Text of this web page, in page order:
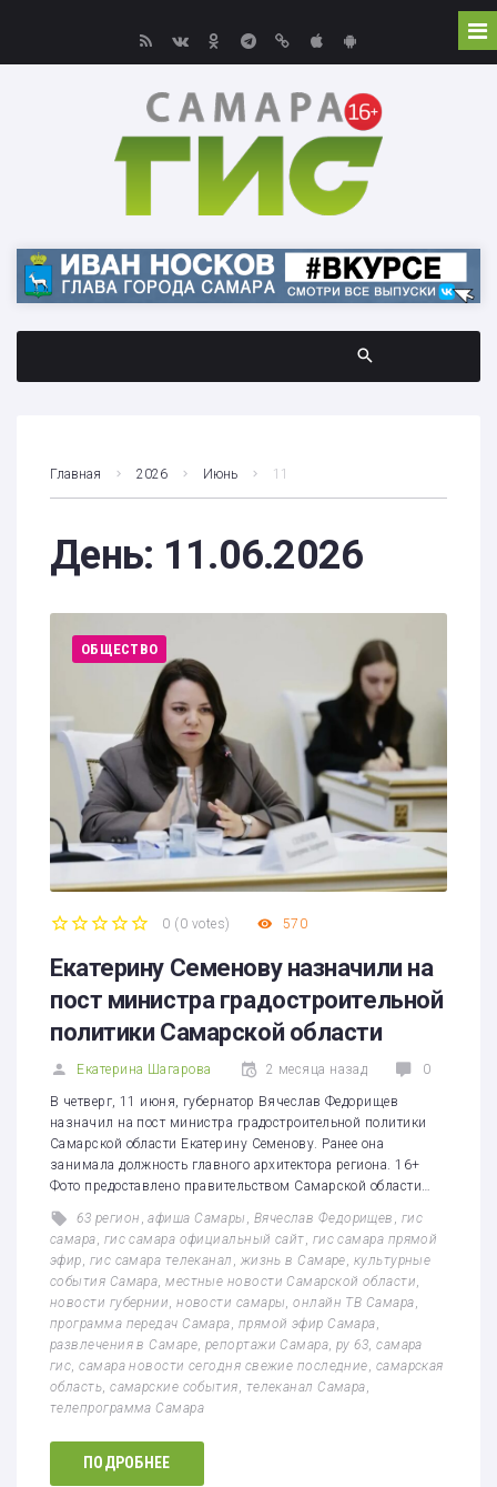
Главная 2026 Июнь 11
День: 11.06.2026
ОБЩЕСТВО
0 (0 votes) 570
Екатерину Семенову назначили на
пост министра градостроительной
политики Самарской области
Екатерина Шагарова 2 месяца назад 0
В четверг, 11 июня, губернатор Вячеслав Федорищев
назначил на пост министра градостроительной политики
Самарской области Екатерину Семенову. Ранее она
занимала должность главного архитектора региона. 16+
Фото предоставлено правительством Самарской области…
63 регион ,афиша Самары Вячеслав Федорищев
гис
самара гис самара официальный сайт гис самара прямой
эфир гис самара телеканал жизнь в Самаре культурные
события Самара ,местные новости Самарской области
новости губернии ,новости самары ,онлайн ТВ Самара
программа передач Самара прямой эфир Самара
развлечения в Самаре репортажи Самара ,ру 63 ,самара
гис ,самара новости сегодня свежие последние самарская
область ,самарские события телеканал Самара
телепрограмма Самара
ПОДРОБНЕЕ